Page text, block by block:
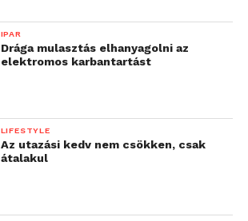
IPAR
Drága mulasztás elhanyagolni az
elektromos karbantartást
LIFESTYLE
Az utazási kedv nem csökken, csak
átalakul